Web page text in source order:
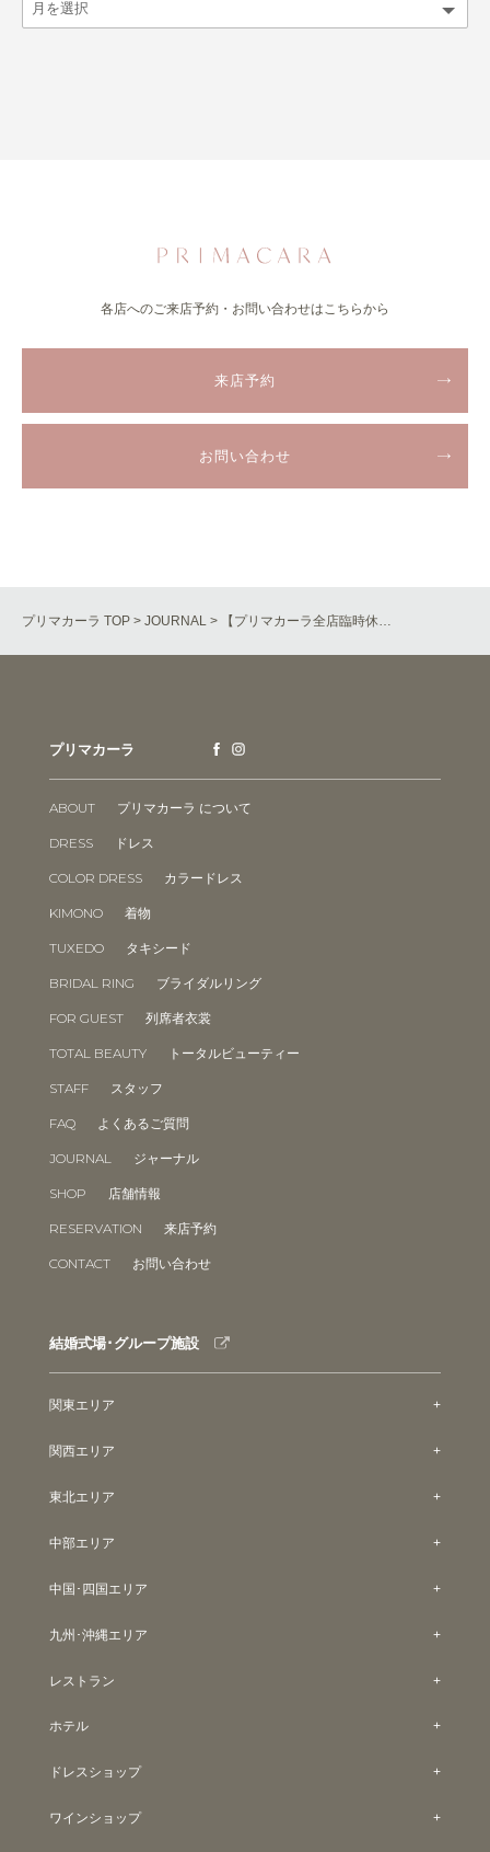
各店へのご来店予約・お問い合わせはこちらから
来店予約
お問い合わせ
プリマカーラ TOP > JOURNAL > 【プリマカーラ全店臨時休…
プリマカーラ
ABOUT プリマカーラ について
DRESS ドレス
COLOR DRESS カラードレス
KIMONO 着物
TUXEDO タキシード
BRIDAL RING ブライダルリング
FOR GUEST 列席者衣裳
TOTAL BEAUTY トータルビューティー
STAFF スタッフ
FAQ よくあるご質問
JOURNAL ジャーナル
SHOP 店舗情報
RESERVATION 来店予約
CONTACT お問い合わせ
結婚式場･グループ施設
関東エリア
関西エリア
東北エリア
中部エリア
中国･四国エリア
九州･沖縄エリア
レストラン
ホテル
ドレスショップ
ワインショップ